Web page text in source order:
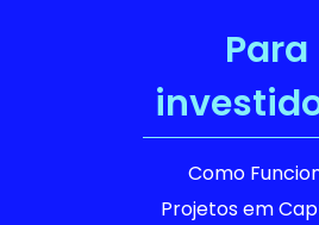
Para
Como
Projetos em